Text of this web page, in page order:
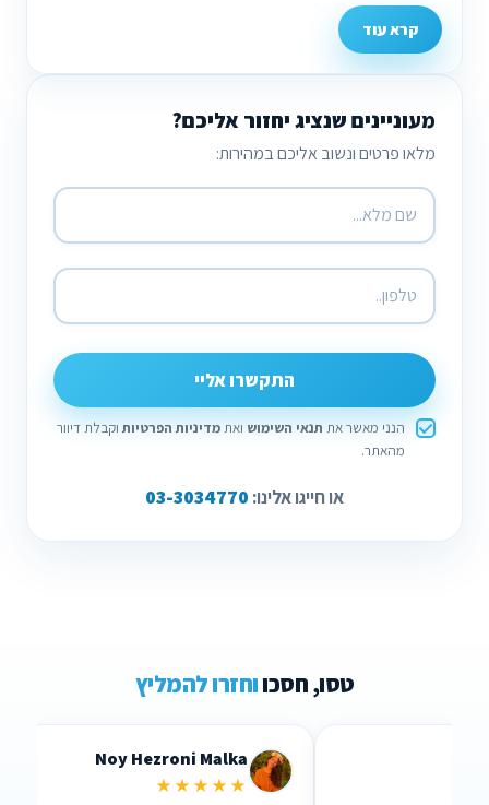
קרא עוד
מעוניינים שנציג יחזור אליכם?
מלאו פרטים ונשוב אליכם במהירות:
התקשרו אליי
הנני מאשר את תנאי השימוש ואתמדיניות הפרטיות וקבלת דיוור
מהאתר.
או חייגו אלינו: 03-3034770
טסו, חסכווחזרו להמליץ
Lidor Levi
★★★★★